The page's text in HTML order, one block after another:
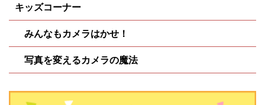
キッズコーナー
みんなもカメラはかせ！
写真を変えるカメラの魔法